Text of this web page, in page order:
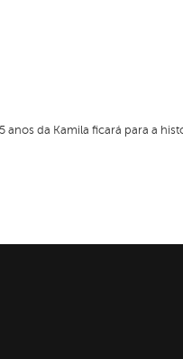
da Kamila ficará para a